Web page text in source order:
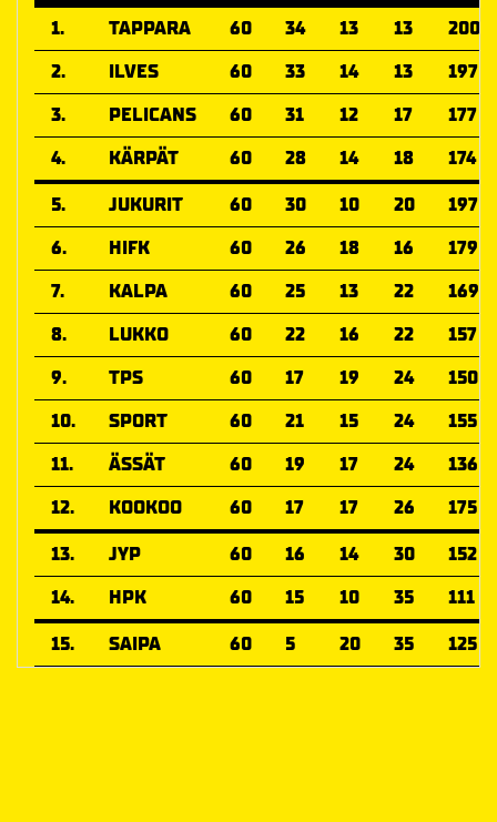
1.
TAPPARA 60 34 13 13
200
2.
ILVES 60 33 14 13
197
3.
PELICANS 60 31 12 17
177
4.
KÄRPÄT 60 28 14 18
174
5.
JUKURIT 60 30 10 20
197
6.
HIFK 60 26 18 16
179
7.
KALPA 60 25 13 22
169
8.
LUKKO 60 22 16 22
157
9.
TPS 60 17 19 24
150
10.
SPORT 60 21 15 24
155
11.
ÄSSÄT 60 19 17 24
136
12.
KOOKOO 60 17 17 26
175
13.
JYP 60 16 14 30
152
14.
HPK 60 15 10 35
111
15.
SAIPA 60 5 20 35 125